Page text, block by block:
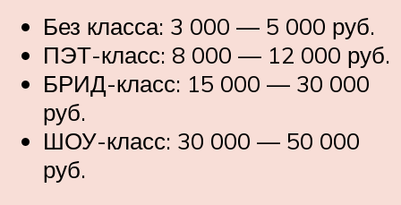
Без класса: 3 000 — 5 000 руб.
ПЭТ-класс: 8 000 — 12 000 руб.
БРИД-класс: 15 000 — 30 000
руб.
ШОУ-класс: 30 000 — 50 000
руб.